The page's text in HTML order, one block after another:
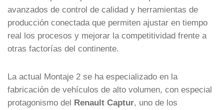
avanzados de control de calidad y herramientas de
producción conectada que permiten ajustar en tiempo
real los procesos y mejorar la competitividad frente a
otras factorías del continente.
La actual Montaje 2 se ha especializado en la
fabricación de vehículos de alto volumen, con especial
protagonismo del Renault Captur, uno de los